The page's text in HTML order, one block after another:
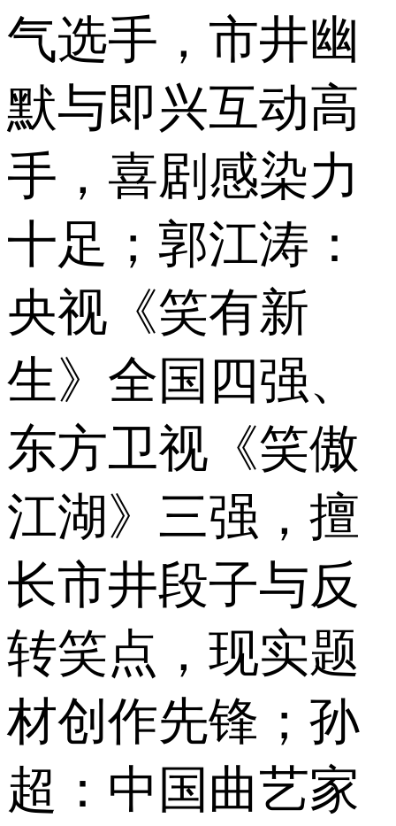
气选手，市井幽
默与即兴互动高
手，喜剧感染力
十足；郭江涛：
央视《笑有新
生》全国四强、
东方卫视《笑傲
江湖》三强，擅
长市井段子与反
转笑点，现实题
材创作先锋；孙
超：中国曲艺家